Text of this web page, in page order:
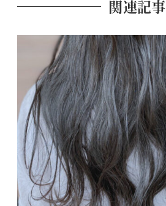
関連記事